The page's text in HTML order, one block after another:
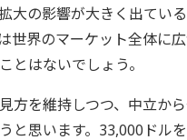
大の影響が大きく出てい
世界のマーケット全体に広
とはないでしょう。
方を維持しつつ、中立か
と思います。33,000ドル